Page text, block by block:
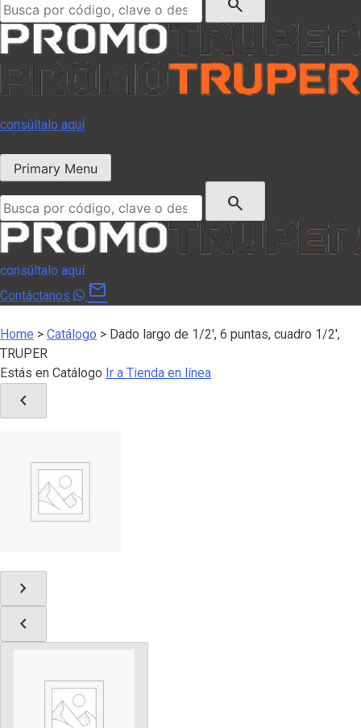
consúltalo aquí
Primary Menu
search
consúltalo aquí
Contáctanos
mail
Home > Catálogo > Dado largo de 1/2′, 6 puntas, cuadro 1/2′,
TRUPER
Estás en Catálogo Ir a Tienda en línea
chevron_left
chevron_right
chevron_left